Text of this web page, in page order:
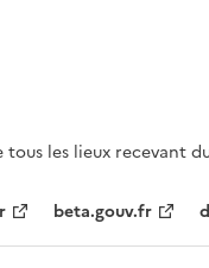
les lieux recevant
beta.gouv.fr